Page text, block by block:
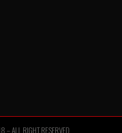
ALL RIGHT RESERVED